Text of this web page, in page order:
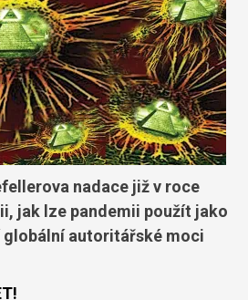
nadace již v roce
jak lze pandemii použít jako
autoritářské moci